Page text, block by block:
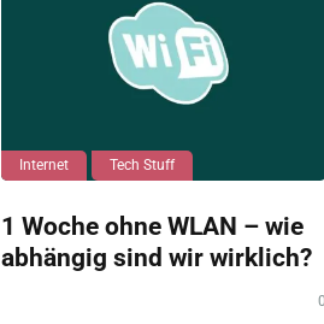
Internet Tech Stuff
1 Woche ohne WLAN – wie
abhängig sind wir wirklich?
0